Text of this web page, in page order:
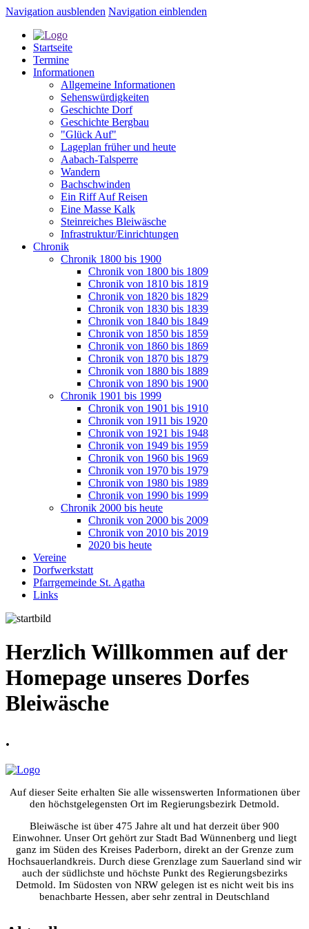
Navigation ausblenden Navigation einblenden
Startseite
Termine
Informationen
Allgemeine Informationen
Sehenswürdigkeiten
Geschichte Dorf
Geschichte Bergbau
"Glück Auf"
Lageplan früher und heute
Aabach-Talsperre
Wandern
Bachschwinden
Ein Riff Auf Reisen
Eine Masse Kalk
Steinreiches Bleiwäsche
Infrastruktur/Einrichtungen
Chronik
Chronik 1800 bis 1900
Chronik von 1800 bis 1809
Chronik von 1810 bis 1819
Chronik von 1820 bis 1829
Chronik von 1830 bis 1839
Chronik von 1840 bis 1849
Chronik von 1850 bis 1859
Chronik von 1860 bis 1869
Chronik von 1870 bis 1879
Chronik von 1880 bis 1889
Chronik von 1890 bis 1900
Chronik 1901 bis 1999
Chronik von 1901 bis 1910
Chronik von 1911 bis 1920
Chronik von 1921 bis 1948
Chronik von 1949 bis 1959
Chronik von 1960 bis 1969
Chronik von 1970 bis 1979
Chronik von 1980 bis 1989
Chronik von 1990 bis 1999
Chronik 2000 bis heute
Chronik von 2000 bis 2009
Chronik von 2010 bis 2019
2020 bis heute
Vereine
Dorfwerkstatt
Pfarrgemeinde St. Agatha
Links
Herzlich Willkommen auf der
Homepage unseres Dorfes
Bleiwäsche
.
Auf dieser Seite erhalten Sie alle wissenswerten Informationen über
den höchstgelegensten Ort im Regierungsbezirk Detmold.
Bleiwäsche ist über 475 Jahre alt und hat derzeit über 900
Einwohner. Unser Ort gehört zur Stadt Bad Wünnenberg und liegt
ganz im Süden des Kreises Paderborn, direkt an der Grenze zum
Hochsauerlandkreis. Durch diese Grenzlage zum Sauerland sind wir
auch der südlichste und höchste Punkt des Regierungsbezirks
Detmold. Im Südosten von NRW gelegen ist es nicht weit bis ins
benachbarte Hessen, aber sehr zentral in Deutschland